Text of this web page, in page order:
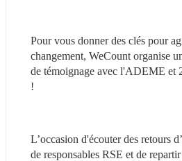
Pour vous donner des clés pour
changement, WeCount organise
de témoignage avec l'ADEME et
!
L’occasion d'écouter des retours
de responsables RSE et de